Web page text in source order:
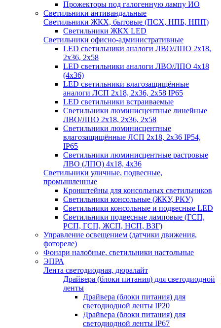
Прожекторы под галогенную лампу ИО
Светильники антивандальные
Светильники ЖКХ, бытовые (ПСХ, НПБ, НПП)
Светильники ЖКХ LED
Светильники офисно-административные
LED светильники аналоги ЛВО/ЛПО 2х18,
2х36, 2х58
LED светильники аналоги ЛВО/ЛПО 4х18
(4х36)
LED светильники влагозащищённые
аналоги ЛСП 2х18, 2х36, 2х58 IP65
LED светильники встраиваемые
Светильники люминисцентные линейные
ЛВО/ЛПО 2х18, 2х36, 2х58
Светильники люминисцентные
влагозащищённые ЛСП 2х18, 2х36 IP54,
IP65
Светильники люминисцентные растровые
ЛВО (ЛПО) 4х18, 4х36
Светильники уличные, подвесные,
промышленные
Кронштейны для консольных светильников
Светильники консольные (ЖКУ, РКУ)
Светильники консольные и подвесные LED
Светильники подвесные ламповые (ГСП,
РСП, ГСП, ЖСП, НСП, ВЗГ)
Управление освещением (датчики движения,
фотореле)
Фонари налобные, светильники настольные
ЭПРА
Лента светодиодная, дюралайт
Драйвера (блоки питания) для светодиодной
ленты
Драйвера (блоки питания) для
светодиодной ленты IP20
Драйвера (блоки питания) для
светодиодной ленты IP67